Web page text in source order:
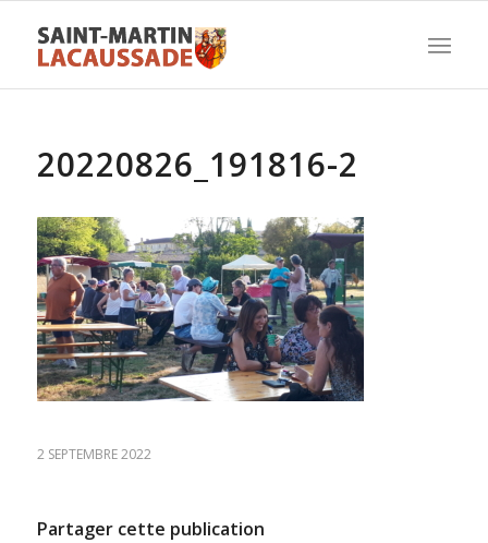
20220826_191816-2
2 SEPTEMBRE 2022
Partager cette publication